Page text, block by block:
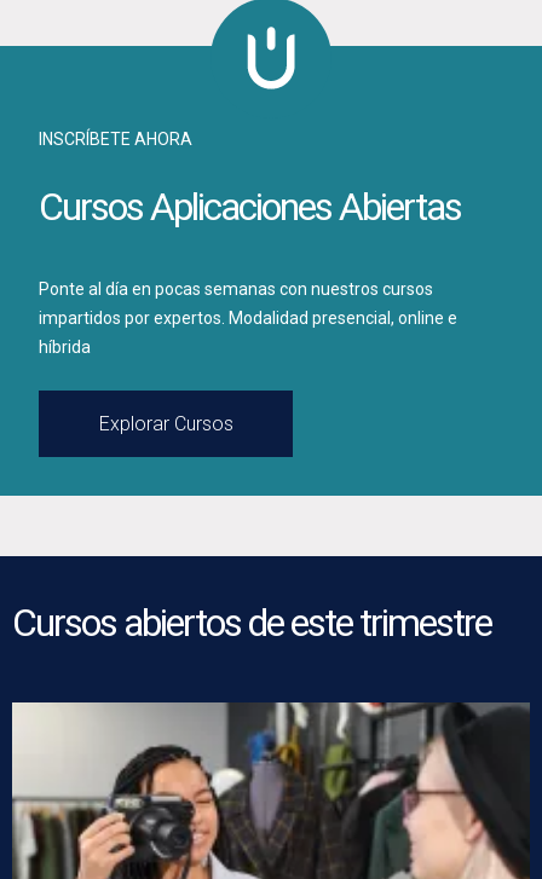
INSCRÍBETE AHORA
Cursos Aplicaciones Abiertas
Ponte al día en pocas semanas con nuestros cursos
impartidos por expertos. Modalidad presencial, online e
híbrida
Explorar Cursos
Cursos abiertos de este trimestre